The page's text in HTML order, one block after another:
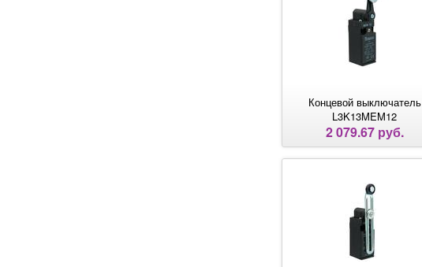
Концевой выключатель
L3K13MEM12
2 079.67 руб.